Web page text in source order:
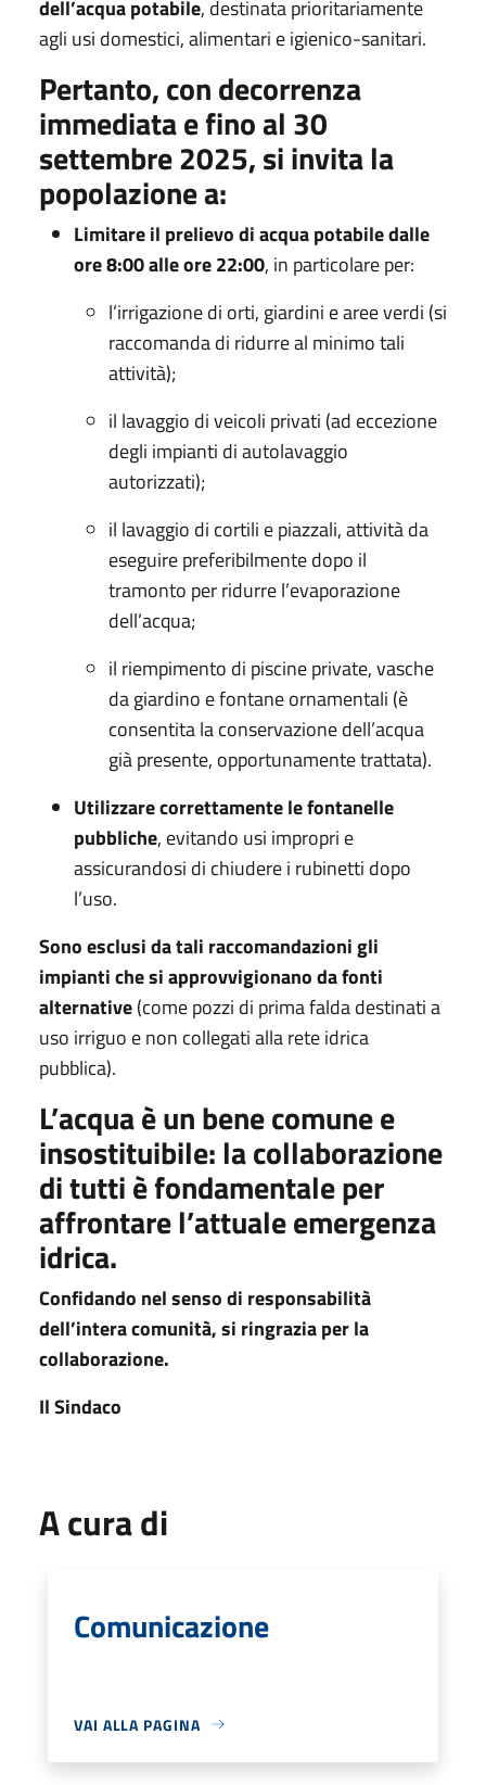
dell’acqua potabile, destinata prioritariamente
agli usi domestici, alimentari e igienico-sanitari.
Pertanto, con decorrenza
immediata e fino al 30
settembre 2025, si invita la
popolazione a:
Limitare il prelievo di acqua potabile dalle
ore 8:00 alle ore 22:00, in particolare per:
l’irrigazione di orti, giardini e aree verdi (si
raccomanda di ridurre al minimo tali
attività);
il lavaggio di veicoli privati (ad eccezione
degli impianti di autolavaggio
autorizzati);
il lavaggio di cortili e piazzali, attività da
eseguire preferibilmente dopo il
tramonto per ridurre l’evaporazione
dell’acqua;
il riempimento di piscine private, vasche
da giardino e fontane ornamentali (è
consentita la conservazione dell’acqua
già presente, opportunamente trattata).
Utilizzare correttamente le fontanelle
pubbliche, evitando usi impropri e
assicurandosi di chiudere i rubinetti dopo
l’uso.
Sono esclusi da tali raccomandazioni gli
impianti che si approvvigionano da fonti
alternative(come pozzi di prima falda destinati a
uso irriguo e non collegati alla rete idrica
pubblica).
L’acqua è un bene comune e
insostituibile: la collaborazione
di tutti è fondamentale per
affrontare l’attuale emergenza
idrica.
Confidando nel senso di responsabilità
dell’intera comunità, si ringrazia per la
collaborazione.
Il Sindaco
A cura di
Comunicazione
VAI ALLA PAGINA